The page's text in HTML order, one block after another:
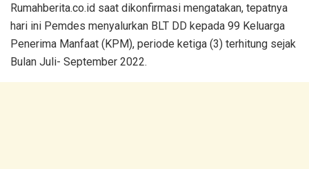
Rumahberita.co.id saat dikonfirmasi mengatakan, tepatnya
hari ini Pemdes menyalurkan BLT DD kepada 99 Keluarga
Penerima Manfaat (KPM), periode ketiga (3) terhitung sejak
Bulan Juli- September 2022.